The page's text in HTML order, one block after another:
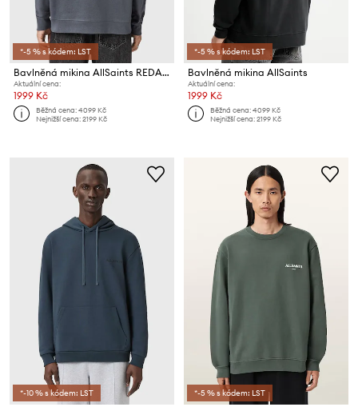
*-5 % s kódem: LST
Bavlněná mikina AllSaints REDACT
Aktuální cena:
1999 Kč
Běžná cena:4099 Kč
Nejnižší cena:2199 Kč
*-5 % s kódem: LST
Bavlněná mikina AllSaints
Aktuální cena:
1999 Kč
Běžná cena:4099 Kč
Nejnižší cena:2199 Kč
*-10 % s kódem: LST *-5 % s kódem: LST